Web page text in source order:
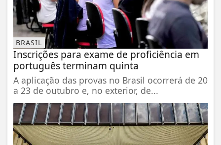
BRASIL
Inscrições para exame de proficiência em
português terminam quinta
A aplicação das provas no Brasil ocorrerá de 20
a 23 de outubro e, no exterior, de...